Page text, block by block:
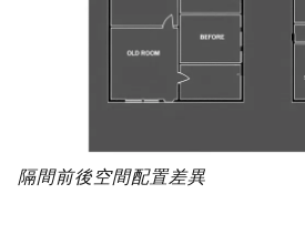
隔間前後空間配置差異